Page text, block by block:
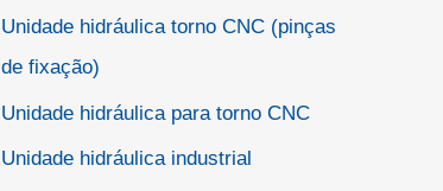
Unidade hidráulica torno CNC (pinças
de fixação)
Unidade hidráulica para torno CNC
Unidade hidráulica industrial